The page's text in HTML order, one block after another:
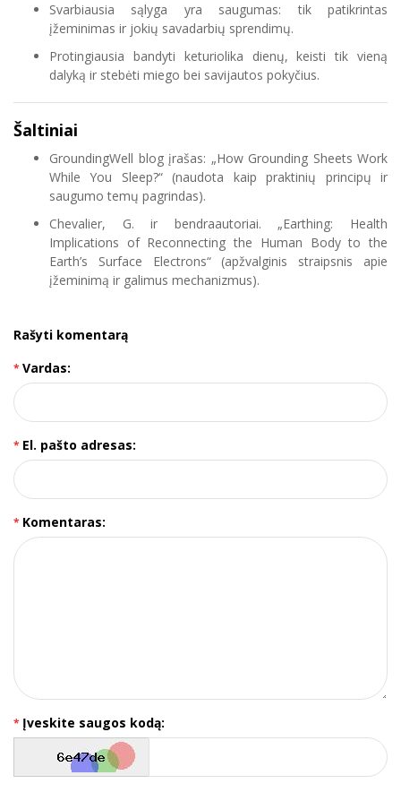
Svarbiausia sąlyga yra saugumas: tik patikrintas
įžeminimas ir jokių savadarbių sprendimų.
Protingiausia bandyti keturiolika dienų, keisti tik vieną
dalyką ir stebėti miego bei savijautos pokyčius.
Šaltiniai
GroundingWell blog įrašas: „How Grounding Sheets Work
While You Sleep?“ (naudota kaip praktinių principų ir
saugumo temų pagrindas).
Chevalier, G. ir bendraautoriai. „Earthing: Health
Implications of Reconnecting the Human Body to the
Earth’s Surface Electrons“ (apžvalginis straipsnis apie
įžeminimą ir galimus mechanizmus).
Rašyti komentarą
Vardas:
El. pašto adresas:
Komentaras:
Įveskite saugos kodą: